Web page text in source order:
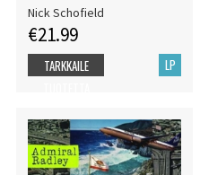
Nick Schofield
€21.99
LP
TARKKAILE